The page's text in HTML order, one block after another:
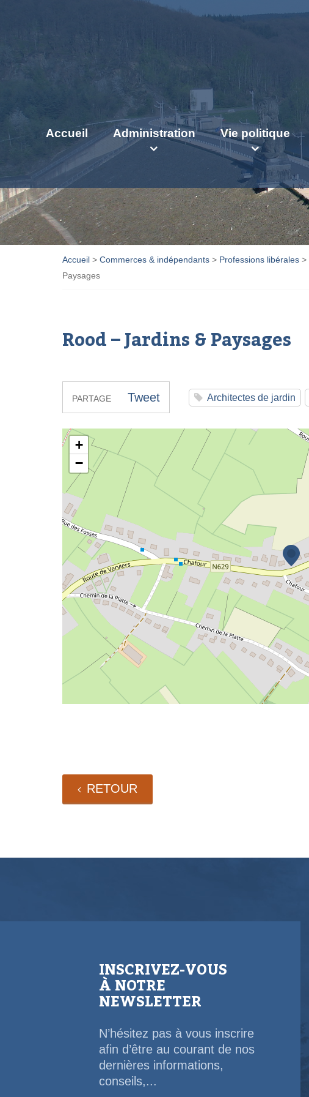
Accueil Administration Vie politique
Accueil > Commerces & indépendants > Professions libérales >
Paysages
Rood – Jardins & Paysages
PARTAGE Tweet Architectes de jardin
Rood – Jardins & Paysages
+
−
RETOUR
INSCRIVEZ-VOUS
À NOTRE
NEWSLETTER
N’hésitez pas à vous inscrire
afin d’être au courant de nos
dernières informations,
conseils,...